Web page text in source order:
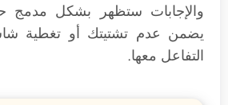
والإجابات ستظهر بشكل مدمج
يضمن عدم تشتيتك أو تغطية
التفاعل معها.